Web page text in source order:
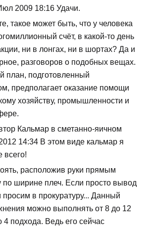
2009 18:16 Удачи.
такое может быть, что у человека
счёт, в какой-то день
ни в лонгах, ни в шортах? Да и
разговоров о подобных вещах.
план, подготовленный
предполагает оказание помощи
хозяйству, промышленности и
Кальмар в сметанно-яичном
14:34 В этом виде кальмар я
расположив руки прямым
по ширине плеч. Если просто вывод
просим в прокуратуру... Данный
можно выполнять от 8 до 12
4 подхода. Ведь его сейчас